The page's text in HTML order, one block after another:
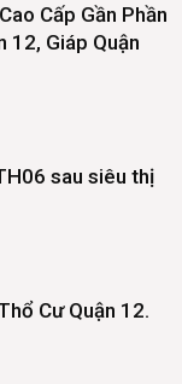
Cấp Gần Phần
12, Giáp Quận
sau siêu thị
Cư Quận 12.